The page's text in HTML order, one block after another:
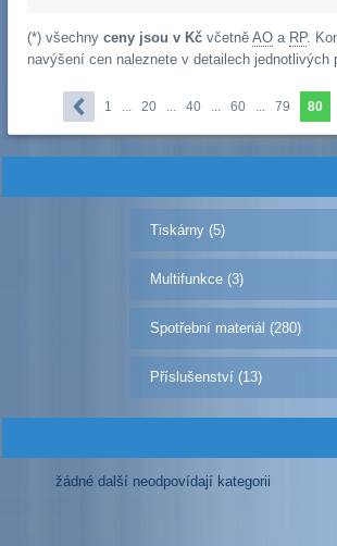
(*) všechny ceny jsou v Kčvčetně AOa RP.
navýšení cen naleznete v detailech jednotlivých
1 ... 20 ... 40 ... 60 ... 79 80
Tiskárny (5)
Multifunkce (3)
Spotřební materiál (280)
Příslušenství (13)
žádné další neodpovídají kategorii